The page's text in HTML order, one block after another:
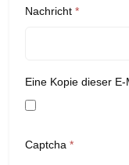
Nachricht *
Eine Kopie dieser
Captcha *